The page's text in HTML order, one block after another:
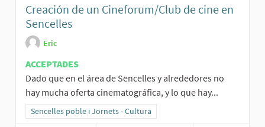
Creación de un Cineforum/Club de cine en
Sencelles
Eric
ACCEPTADES
Dado que en el área de Sencelles y alrededores no
hay mucha oferta cinematográfica, y lo que hay...
Resultats al filtrar per la categoria: Sencelles poble i Jornets -
Sencelles poble i Jornets - Cultura